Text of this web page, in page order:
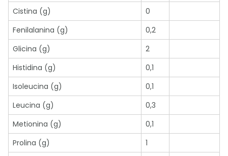
Cistina (g)
0
Fenilalanina (g)
0,2
Glicina (g)
2
Histidina (g)
0,1
Isoleucina (g)
0,1
Leucina (g)
0,3
Metionina (g)
0,1
Prolina (g)
1